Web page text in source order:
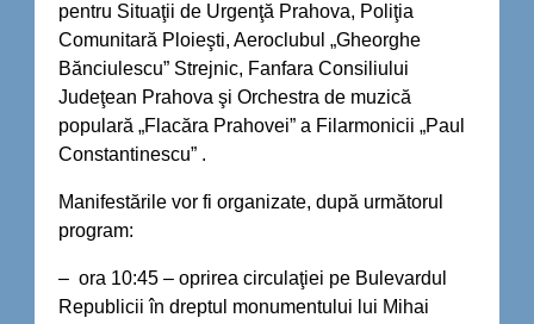
pentru Situaţii de Urgenţă Prahova, Poliţia
Comunitară Ploieşti, Aeroclubul „Gheorghe
Bănciulescu” Strejnic, Fanfara Consiliului
Judeţean Prahova şi Orchestra de muzică
populară „Flacăra Prahovei” a Filarmonicii „Paul
Constantinescu” .
Manifestările vor fi organizate, după următorul
program:
– ora 10:45 – oprirea circulaţiei pe Bulevardul
Republicii în dreptul monumentului lui Mihai